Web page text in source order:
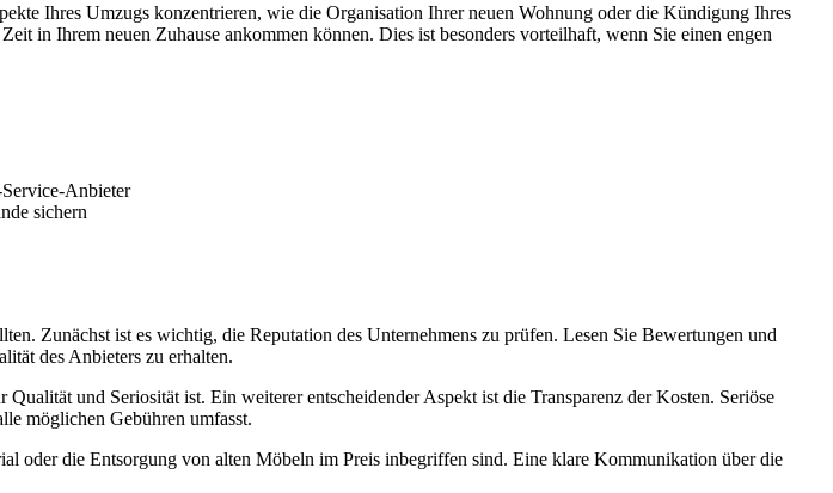
Ihres Umzugs konzentrieren, wie die Organisation Ihrer neuen Wohnung oder die Kündigung Ihres
in Ihrem neuen Zuhause ankommen können. Dies ist besonders vorteilhaft, wenn Sie einen engen
Anbieter
sichern
Zunächst ist es wichtig, die Reputation des Unternehmens zu prüfen. Lesen Sie Bewertungen und
des Anbieters zu erhalten.
und Seriosität ist. Ein weiterer entscheidender Aspekt ist die Transparenz der Kosten. Seriöse
möglichen Gebühren umfasst.
oder die Entsorgung von alten Möbeln im Preis inbegriffen sind. Eine klare Kommunikation über die